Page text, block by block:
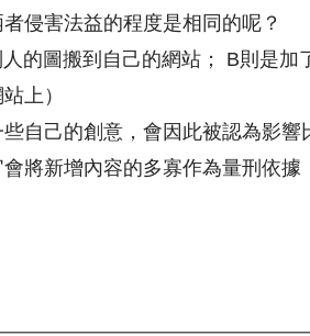
侵害法益的程度是相同的呢？
人的圖搬到自己的網站； B則是加
上）
自己的創意，會因此被認為影響
將新增內容的多寡作為量刑依據